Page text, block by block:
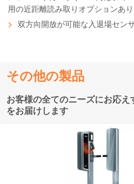
用の近距離読み取りオプションあり
双方向開放が可能な入退場セン
その他の製品
お客様の全てのニーズにお応え
をお届けします